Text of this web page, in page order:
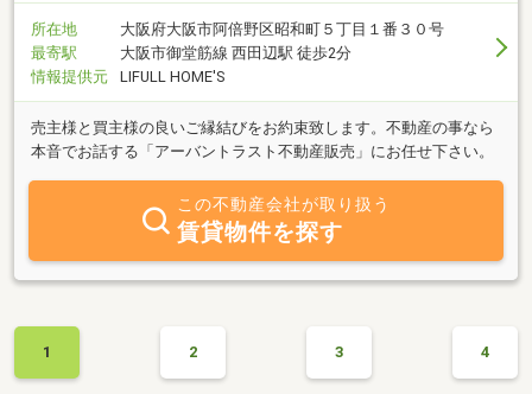
所在地
大阪府大阪市阿倍野区昭和町５丁目１番３０号
最寄駅
大阪市御堂筋線 西田辺駅 徒歩2分
情報提供元
LIFULL HOME'S
売主様と買主様の良いご縁結びをお約束致します。不動産の事なら
本音でお話する「アーバントラスト不動産販売」にお任せ下さい。
この不動産会社が取り扱う
賃貸物件を探す
1 2 3 4